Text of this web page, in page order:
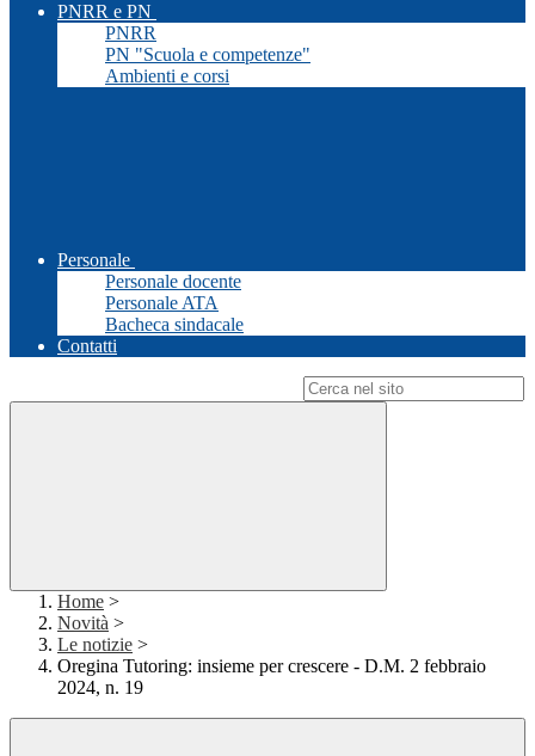
PNRR e PN
PNRR
PN "Scuola e competenze"
Ambienti e corsi
Personale
Personale docente
Personale ATA
Bacheca sindacale
Contatti
Home >
Novità >
Le notizie >
Oregina Tutoring: insieme per crescere - D.M. 2 febbraio
2024, n. 19